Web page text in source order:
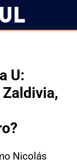
U:
Nicolás